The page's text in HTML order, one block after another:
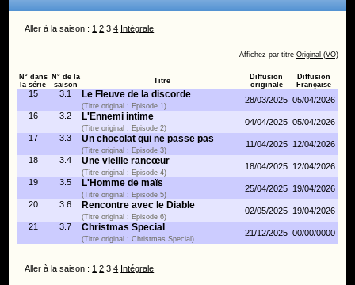
Aller à la saison : 1 2 34 Intégrale
Affichez par titre Original (VO)
N° dans
la série
N° de la
saison
Titre
Diffusion
originale
Diffusion
Française
15 3.1 Le Fleuve de la discorde
(Titre original : Episode 1)
28/03/2025 05/04/2026
16
3.2 L'Ennemi intime
(Titre original : Episode 2)
04/04/2025 05/04/2026
17
3.3 Un chocolat qui ne passe pas
(Titre original : Episode 3)
11/04/2025
12/04/2026
18
3.4 Une vieille rancœur
(Titre original : Episode 4)
18/04/2025 12/04/2026
19
3.5 L'Homme de maïs
(Titre original : Episode 5)
25/04/2025 19/04/2026
20
3.6 Rencontre avec le Diable
(Titre original : Episode 6)
02/05/2025 19/04/2026
21
3.7 Christmas Special
(Titre original : Christmas Special)
21/12/2025 00/00/0000
Aller à la saison : 1 2 34 Intégrale